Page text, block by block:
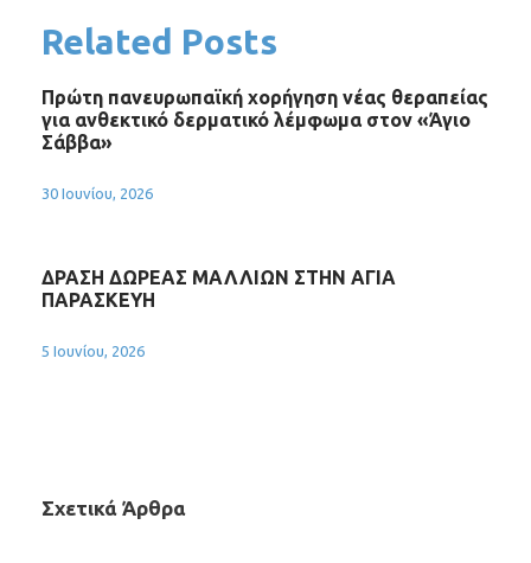
Related Posts
Πρώτη πανευρωπαϊκή χορήγηση νέας θεραπείας
για ανθεκτικό δερματικό λέμφωμα στον «Άγιο
Σάββα»
30 Ιουνίου, 2026
ΔΡΑΣΗ ΔΩΡΕΑΣ ΜΑΛΛΙΩΝ ΣΤΗΝ ΑΓΙΑ
ΠΑΡΑΣΚΕΥΗ
5 Ιουνίου, 2026
Σχετικά Άρθρα